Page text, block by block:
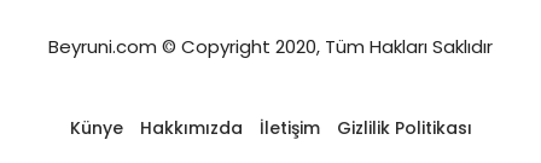
Beyruni.com © Copyright 2020, Tüm Hakları Saklıdır
Künye Hakkımızda İletişim Gizlilik Politikası